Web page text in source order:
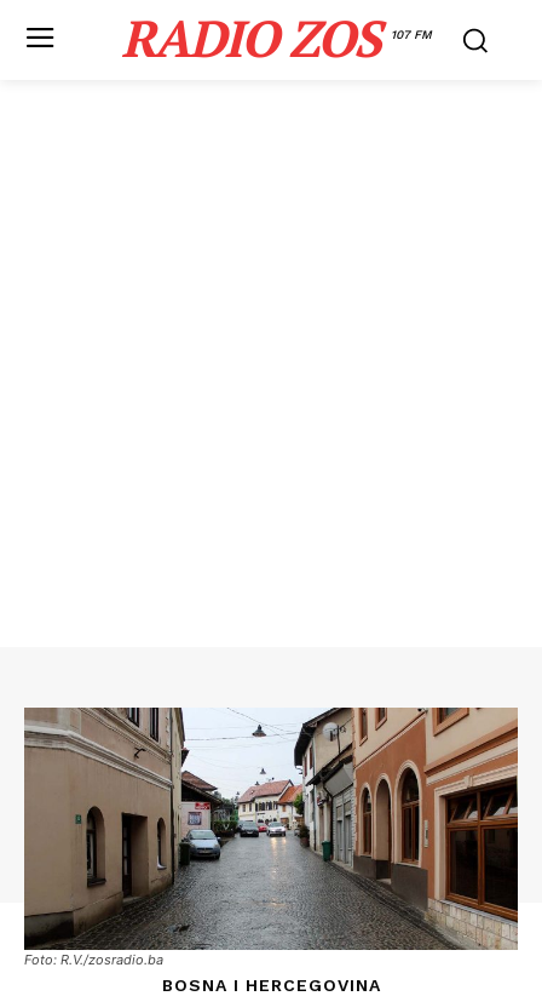
RADIO ZOS 107 FM
Foto: R.V./zosradio.ba
BOSNA I HERCEGOVINA